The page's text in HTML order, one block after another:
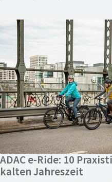
ADAC e-Ride: 10
kalten Jahreszeit